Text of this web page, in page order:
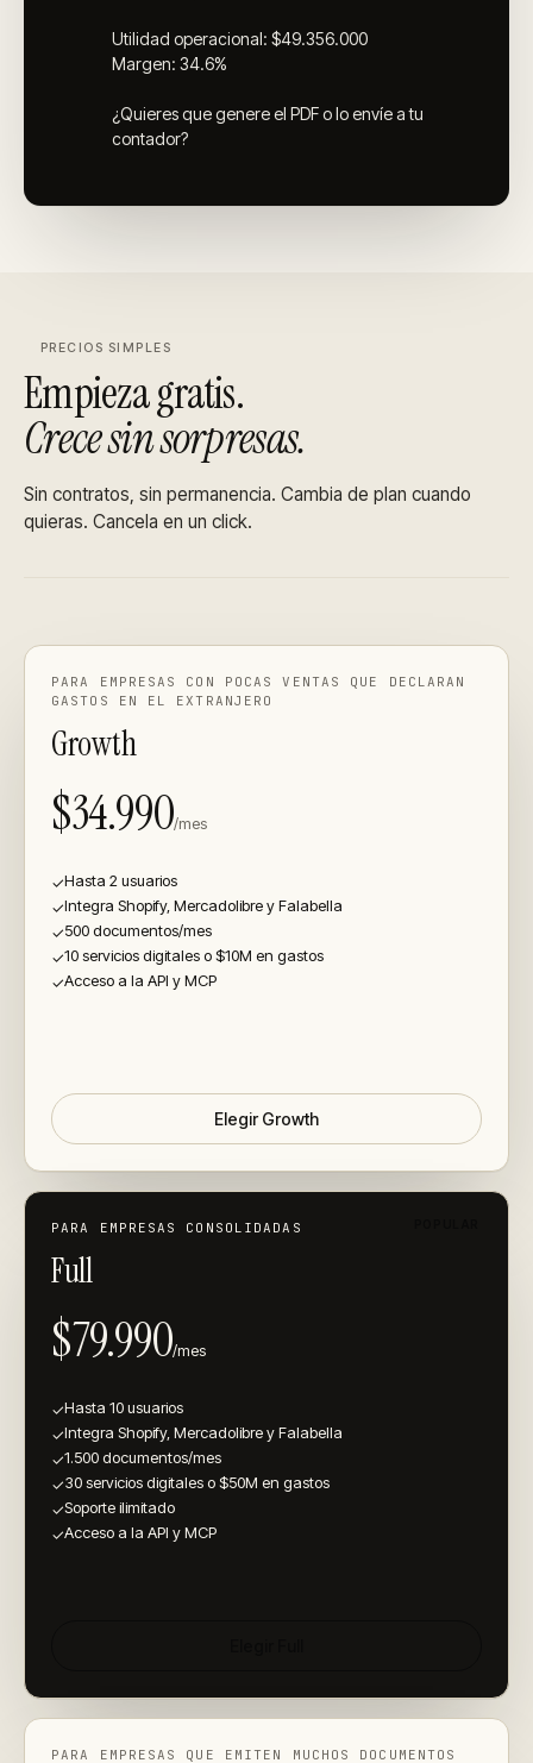
Utilidad operacional: $49.356.000
Margen: 34.6%
¿Quieres que genere el PDF o lo envíe a tu
contador?
PRECIOS SIMPLES
Empieza gratis.
Crece sin sorpresas.
Sin contratos, sin permanencia. Cambia de plan cuando
quieras. Cancela en un click.
PARA EMPRESAS CON POCAS VENTAS QUE DECLARAN
GASTOS EN EL EXTRANJERO
Growth
$34.990/mes
✓Hasta 2 usuarios
✓Integra Shopify, Mercadolibre y Falabella
✓500 documentos/mes
✓10 servicios digitales o $10M en gastos
✓Acceso a la API y MCP
ElegirGrowth
PARA EMPRESAS CONSOLIDADAS
Full
$79.990/mes
✓Hasta 10 usuarios
✓Integra Shopify, Mercadolibre y Falabella
✓1.500 documentos/mes
✓30 servicios digitales o $50M en gastos
✓Soporte ilimitado
✓Acceso a la API y MCP
PARA EMPRESAS QUE EMITEN MUCHOS DOCUMENTOS